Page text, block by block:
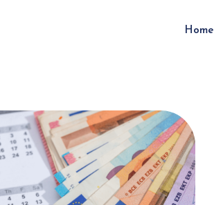
Home